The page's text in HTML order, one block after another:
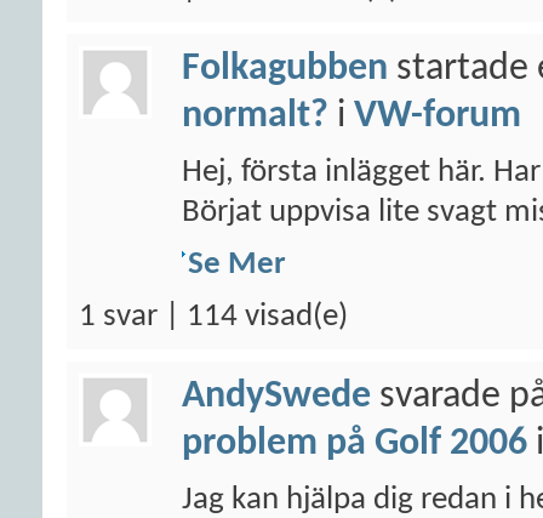
Folkagubben startade
normalt? i VW-forum
Hej, första inlägget här.
Börjat uppvisa lite svagt
Se Mer
1 svar | 114 visad(e)
AndySwede svarade
problem på Golf 2006
Jag kan hjälpa dig redan i